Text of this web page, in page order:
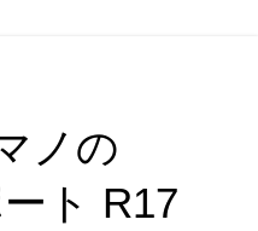
ノの
ト R17